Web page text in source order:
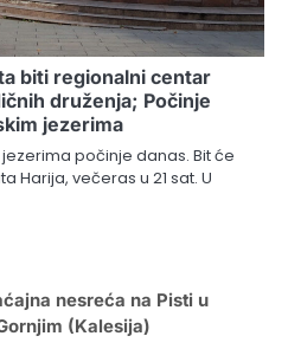
biti regionalni centar
druženja; Počinje
jezerima
počinje danas. Bit će
Harija, večeras u 21 sat. U
nesreća na Pisti u
(Kalesija)